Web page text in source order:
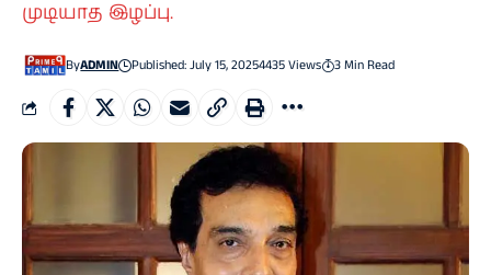
முடியாத இழப்பு.
ByADMIN Published: July 15, 20254435 Views 3 Min Read